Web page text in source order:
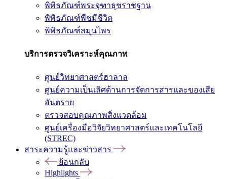
พิพิธภัณฑ์พระจุฑาธุชราชฐาน
พิพิธภัณฑ์พืชมีชีวิต
พิพิธภัณฑ์สมุนไพร
บริการตรวจวิเคราะห์คุณภาพ
ศูนย์วิทยาศาสตร์ฮาลาล
ศูนย์ความเป็นเลิศด้านการจัดการสารและของเสีย
อันตราย
ตรวจสอบคุณภาพสิ่งแวดล้อม
ศูนย์เครื่องมือวิจัยวิทยาศาสตร์และเทคโนโลยี
(STREC)
สาระความรู้และข่าวสาร
ย้อนกลับ
Highlights